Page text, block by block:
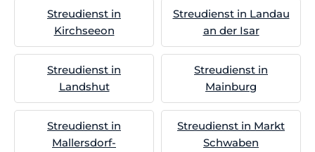
Streudienst in
Kirchseeon
Streudienst in Landau
an der Isar
Streudienst in
Landshut
Streudienst in
Mainburg
Streudienst in
Mallersdorf-
Streudienst in Markt
Schwaben